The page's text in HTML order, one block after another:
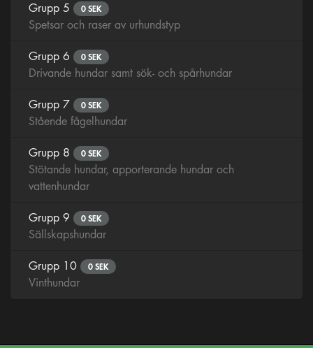
Grupp 5 0 SEK
Spetsar och raser av urhundstyp
Grupp 6 0 SEK
Drivande hundar samt sök- och spårhundar
Grupp 7 0 SEK
Stående fågelhundar
Grupp 8 0 SEK
Stötande hundar, apporterande hundar och
vattenhundar
Grupp 9 0 SEK
Sällskapshundar
Grupp 10 0 SEK
Vinthundar